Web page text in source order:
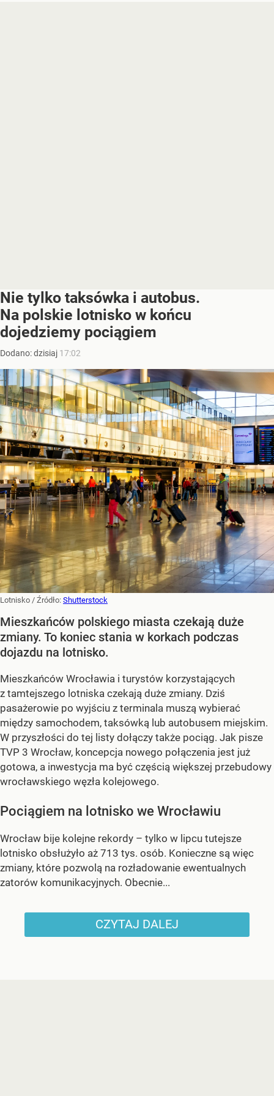
Nie tylko taksówka i autobus.
Na polskie lotnisko w końcu
dojedziemy pociągiem
Dodano:dzisiaj 17:02
Lotnisko / Źródło: Shutterstock
Mieszkańców polskiego miasta czekają duże
zmiany. To koniec stania w korkach podczas
dojazdu na lotnisko.
Mieszkańców Wrocławia i turystów korzystających
z tamtejszego lotniska czekają duże zmiany. Dziś
pasażerowie po wyjściu z terminala muszą wybierać
między samochodem, taksówką lub autobusem miejskim.
W przyszłości do tej listy dołączy także pociąg. Jak pisze
TVP 3 Wrocław, koncepcja nowego połączenia jest już
gotowa, a inwestycja ma być częścią większej przebudowy
wrocławskiego węzła kolejowego.
Pociągiem na lotnisko we Wrocławiu
Wrocław bije kolejne rekordy – tylko w lipcu tutejsze
lotnisko obsłużyło aż 713 tys. osób. Konieczne są więc
zmiany, które pozwolą na rozładowanie ewentualnych
zatorów komunikacyjnych. Obecnie...
CZYTAJ DALEJ